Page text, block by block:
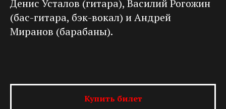
Денис Усталов (гитара), Василий Рогожин
(бас-гитара, бэк-вокал) и Андрей
Миранов (барабаны).
Купить билет